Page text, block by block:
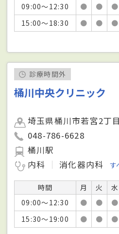
09:00～12:30
● ● ●
15:00～18:30
● ● ●
診療時間外
桶川中央クリニック
埼玉県桶川市若宮2丁
048-786-6628
桶川駅
内科
消化器内科 す
時間 月 火 水
09:00～12:30
● ● ●
15:30～19:00
● ● ●